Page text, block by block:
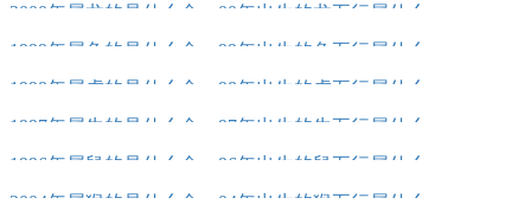
2000年属龙的是什么命，00年出生的龙五行属什么
1999年属兔的是什么命，99年出生的兔五行属什么
1998年属虎的是什么命，98年出生的虎五行属什么
1997年属牛的是什么命，97年出生的牛五行属什么
1996年属鼠的是什么命，96年出生的鼠五行属什么
2004年属猴的是什么命，04年出生的猴五行属什么